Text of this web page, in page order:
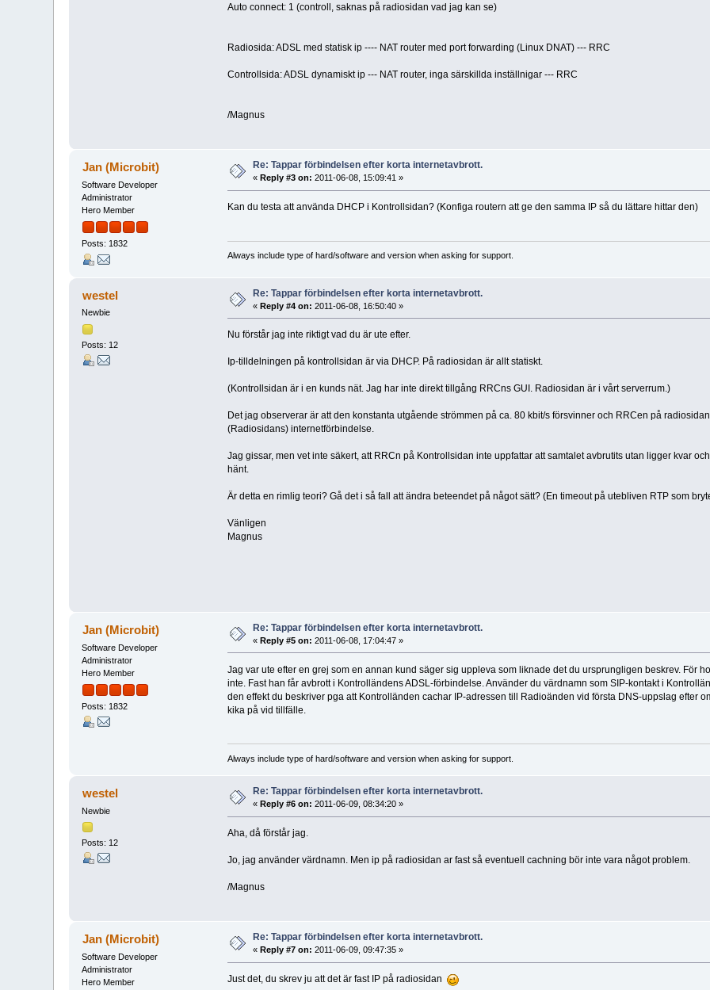
Auto connect: 1 (controll, saknas på radiosidan vad jag kan se)
Radiosida: ADSL med statisk ip ---- NAT router med port forwarding (Linux DNAT) --- RRC
Controllsida: ADSL dynamiskt ip --- NAT router, inga särskillda inställnigar --- RRC
/Magnus
Jan (Microbit)
Software Developer
Administrator
Hero Member
Posts: 1832
Re: Tappar förbindelsen efter korta internetavbrott.
«Reply #3 on: 2011-06-08, 15:09:41 »
Kan du testa att använda DHCP i Kontrollsidan? (Konfiga routern att ge den samma IP så du lättare hittar den)
Always include type of hard/software and version when asking for support.
westel
Newbie
Posts: 12
Re: Tappar förbindelsen efter korta internetavbrott.
«Reply #4 on: 2011-06-08, 16:50:40 »
Nu förstår jag inte riktigt vad du är ute efter.
Ip-tilldelningen på kontrollsidan är via DHCP. På radiosidan är allt statiskt.
(Kontrollsidan är i en kunds nät. Jag har inte direkt tillgång RRCns GUI. Radiosidan är i vårt serverrum.)
Det jag observerar är att den konstanta utgående strömmen på ca. 80 kbit/s försvinner och RRCen på
(Radiosidans) internetförbindelse.
Jag gissar, men vet inte säkert, att RRCn på Kontrollsidan inte uppfattar att samtalet avbrutits utan ligger kvar
hänt.
Är detta en rimlig teori? Gå det i så fall att ändra beteendet på något sätt? (En timeout på utebliven RTP som
Vänligen
Magnus
Jan (Microbit)
Software Developer
Administrator
Hero Member
Posts: 1832
Re: Tappar förbindelsen efter korta internetavbrott.
«Reply #5 on: 2011-06-08, 17:04:47 »
Jag var ute efter en grej som en annan kund säger sig uppleva som liknade det du ursprungligen beskrev. För
inte. Fast han får avbrott i Kontrolländens ADSL-förbindelse. Använder du värdnamn som SIP-kontakt i
den effekt du beskriver pga att Kontrolländen cachar IP-adressen till Radioänden vid första DNS-uppslag efter
kika på vid tillfälle.
Always include type of hard/software and version when asking for support.
westel
Newbie
Posts: 12
Re: Tappar förbindelsen efter korta internetavbrott.
«Reply #6 on: 2011-06-09, 08:34:20 »
Aha, då förstår jag.
Jo, jag använder värdnamn. Men ip på radiosidan ar fast så eventuell cachning bör inte vara något problem.
/Magnus
Jan (Microbit)
Software Developer
Administrator
Hero Member
Re: Tappar förbindelsen efter korta internetavbrott.
« Reply #7 on: 2011-06-09, 09:47:35 »
Just det, du skrev ju att det är fast IP på radiosidan